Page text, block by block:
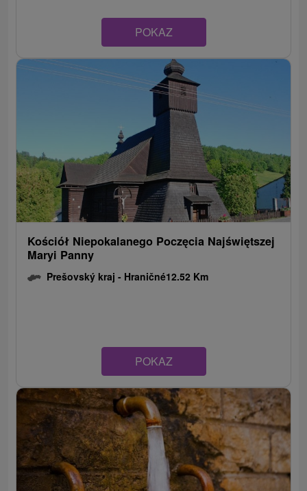
POKAZ
Kościół Niepokalanego Poczęcia Najświętszej
Maryi Panny
Prešovský kraj - Hraničné12.52 Km
POKAZ